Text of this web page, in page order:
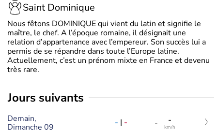
Saint Dominique
Nous fêtons DOMINIQUE qui vient du latin et signifie le
maître, le chef. A l’époque romaine, il désignait une
relation d’appartenance avec l’empereur. Son succès lui a
permis de se répandre dans toute l’Europe latine.
Actuellement, c’est un prénom mixte en France et devenu
très rare.
jours suivants
Demain,
Dimanche 09
- | - - -
km/h